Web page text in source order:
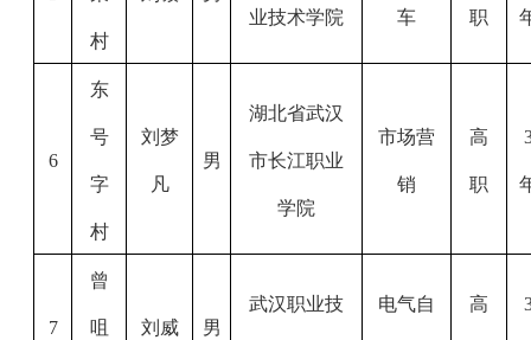
村
业技术学院 车 职
6
东
号
字
村
刘梦
凡
男
湖北省武汉
市长江职业
学院
市场营
销
高
职
7
曾
咀 刘威 男
武汉职业技 电气自 高